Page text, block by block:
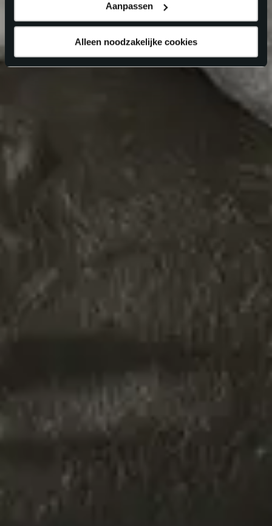
Aanpassen
Alleen noodzakelijke cookies